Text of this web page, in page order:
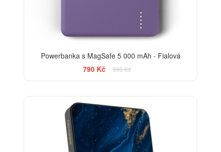
Powerbanka s MagSafe 5 000 mAh - Fialová
790 Kč
990 Kč